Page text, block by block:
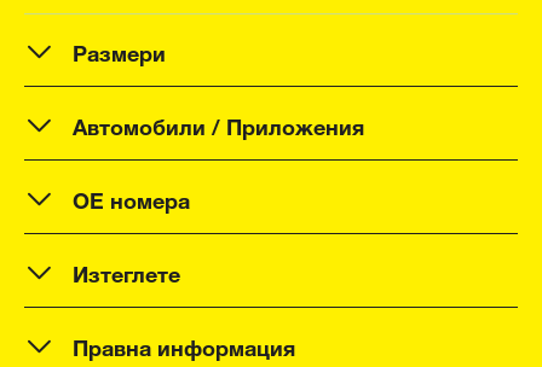
Размери
Автомобили / Приложения
OE номера
Изтеглете
Правна информация